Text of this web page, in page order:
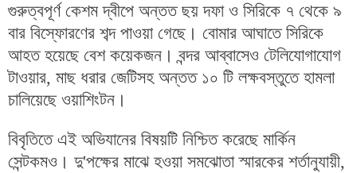
গুরুত্বপূর্ণ কেশম দ্বীপে অন্তত ছয় দফা ও সিরিকে ৭ থেকে ৯
বার বিস্ফোরণের শব্দ পাওয়া গেছে। বোমার আঘাতে সিরিকে
আহত হয়েছে বেশ কয়েকজন। বন্দর আব্বাসেও টেলিযোগাযোগ
টাওয়ার, মাছ ধরার জেটিসহ অন্তত ১০ টি লক্ষবস্তুতে হামলা
চালিয়েছে ওয়াশিংটন।
বিবৃতিতে এই অভিযানের বিষয়টি নিশ্চিত করেছে মার্কিন
সেন্টকমও। দু'পক্ষের মাঝে হওয়া সমঝোতা স্মারকের শর্তানুযায়ী,